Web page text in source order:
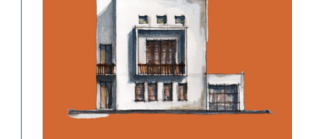
Libro «La arquitectura de la
primera modernidad en Tucumán.»
Novedades